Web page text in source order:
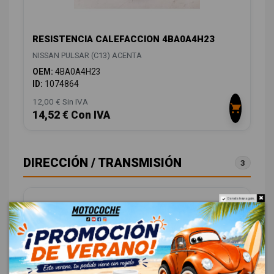
RESISTENCIA CALEFACCION 4BA0A4H23
NISSAN PULSAR (C13) ACENTA
OEM: 4BA0A4H23
ID: 1074864
12,00 € Sin IVA
14,52 € Con IVA
DIRECCIÓN / TRANSMISIÓN 3
Do not show again.